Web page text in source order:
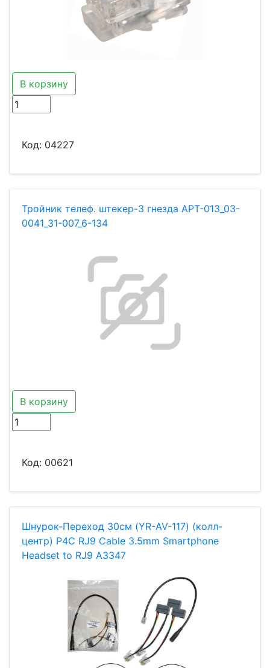
В корзину
Код: 04227
Тройник телеф. штекер-3 гнезда АРТ-013_03-
0041_31-007_6-134
В корзину
Код: 00621
Шнурок-Переход 30см (YR-AV-117) (колл-
центр) P4C RJ9 Cable 3.5mm Smartphone
Headset to RJ9 A3347